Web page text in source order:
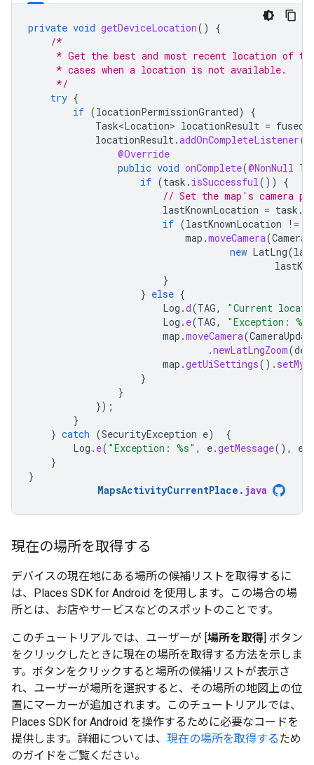
private void getDeviceLocation()
{
/*
* Get the best and most recent location of
     * cases when a location is not available.
     */
try {
if (locationPermissionGranted)
{
Task<Location> locationResult =
locationResult .addOnCompleteListener(
@Override
public void onComplete(@NonNull
if (task . isSuccessful ())
{
// Set the map's camera
lastKnownLocation = task .
if (lastKnownLocation !=
map .moveCamera(
new LatLng(
}
} else {
Log .d(TAG,
"Current
Log . e(TAG,
"Exception: %s"
map .moveCamera(
.newLatLngZoom(
map .getUiSettings().
}
}
});
}
} catch (SecurityException e)
{
Log . e( "Exception: %s" , e.getMessage(), e
}
}
MapsActivityCurrentPlace . java
現在の場所を取得する
デバイスの現在地にある場所の候補リストを取得するに
は、Places SDK for Android を使用します。この場合の場
所とは、お店やサービスなどのスポットのことです。
このチュートリアルでは、ユーザーが [場所を取得] ボタン
をクリックしたときに現在の場所を取得する方法を示しま
す。ボタンをクリックすると場所の候補リストが表示さ
れ、ユーザーが場所を選択すると、その場所の地図上の位
置にマーカーが追加されます。このチュートリアルでは、
Places SDK for Android を操作するために必要なコードを
提供します。詳細については、 現在の場所を取得する ため
のガイドをご覧ください。